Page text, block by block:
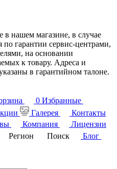
нашем магазине, в случае
гарантии сервис-центрами,
на основании
к товару. Адреса и
в гарантийном талоне.
0 Избранные
Галерея
Контакты
Компания
Лицензии
Регион Поиск
Блог